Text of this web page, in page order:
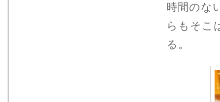
時間のな
らもそこ
る。